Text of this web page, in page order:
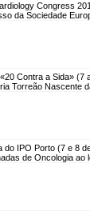
Congress
da Sociedade
Contra a Sida» (7
Torreão Nascente
do IPO Porto (7 e 8
de Oncologia ao